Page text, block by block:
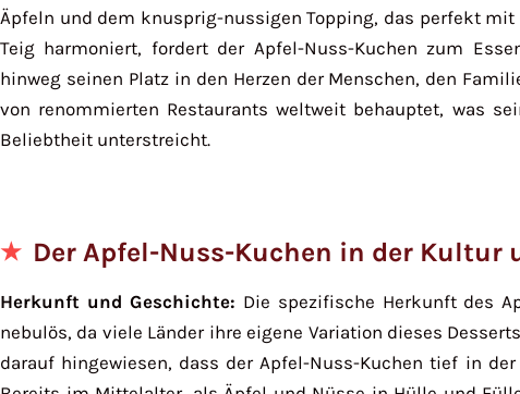
Äpfeln und dem knusprig-nussigen Topping, das perfekt
Teig harmoniert, fordert der Apfel-Nuss-Kuchen zum
hinweg seinen Platz in den Herzen der Menschen, den
von renommierten Restaurants weltweit behauptet, was
Beliebtheit unterstreicht.
Der Apfel-Nuss-Kuchen in der Kultur
Herkunft und Geschichte: Die spezifische Herkunft des
nebulös, da viele Länder ihre eigene Variation dieses
darauf hingewiesen, dass der Apfel-Nuss-Kuchen tief in